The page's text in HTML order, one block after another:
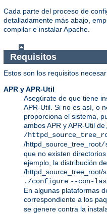
Cada parte del proceso de
detalladamente más abajo,
compilar e instalar Apache.
Requisitos
Estos son los requisitos
APR y APR-Util
Asegúrate de que tiene
APR-Util. Si no es así, o
proporciona el sistema,
ambos APR y APR-Util de
/
/httpd_source_tree_root/
que no existen
ejemplo, la distribución
/httpd_source_tree_root/
./configure --con-
En algunas plataformas
correspondiente a los
se genere contra la